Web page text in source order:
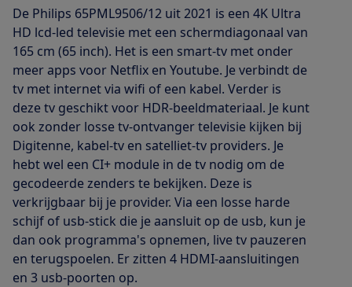
De Philips 65PML9506/12 uit 2021 is een 4K Ultra
HD lcd-led televisie met een schermdiagonaal van
165 cm (65 inch). Het is een smart-tv met onder
meer apps voor Netflix en Youtube. Je verbindt de
tv met internet via wifi of een kabel. Verder is
deze tv geschikt voor HDR-beeldmateriaal. Je kunt
ook zonder losse tv-ontvanger televisie kijken bij
Digitenne, kabel-tv en satelliet-tv providers. Je
hebt wel een CI+ module in de tv nodig om de
gecodeerde zenders te bekijken. Deze is
verkrijgbaar bij je provider. Via een losse harde
schijf of usb-stick die je aansluit op de usb, kun je
dan ook programma's opnemen, live tv pauzeren
en terugspoelen. Er zitten 4 HDMI-aansluitingen
en 3 usb-poorten op.